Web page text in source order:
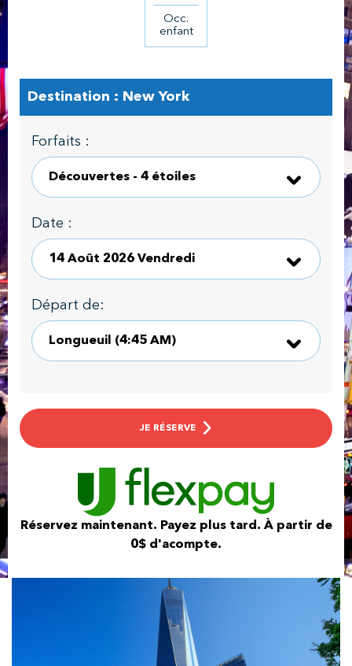
Occ.
enfant
Destination : New York
Forfaits :
Date :
Départ de:
JE RÉSERVE
Réservez maintenant. Payez plus tard. À partir de
0$ d'acompte.